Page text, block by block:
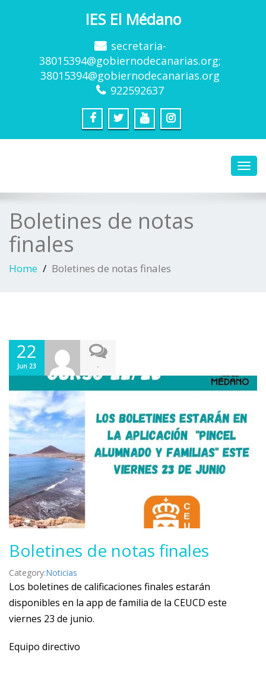
IES El Médano
secretaria-
38015394@gobiernodecanarias.org;
38015394@gobiernodecanarias.org
922592637
Boletines de notas
finales
Home Boletines de notas finales
22
Jun 23 -
Boletines de notas finales
Category:Noticias
Los boletines de calificaciones finales estarán
disponibles en la app de familia de la CEUCD este
viernes 23 de junio.
Equipo directivo